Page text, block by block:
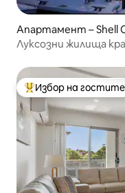
Апартамент – Shell
Луксозни жилища
Най-популярен
Избор на гостите